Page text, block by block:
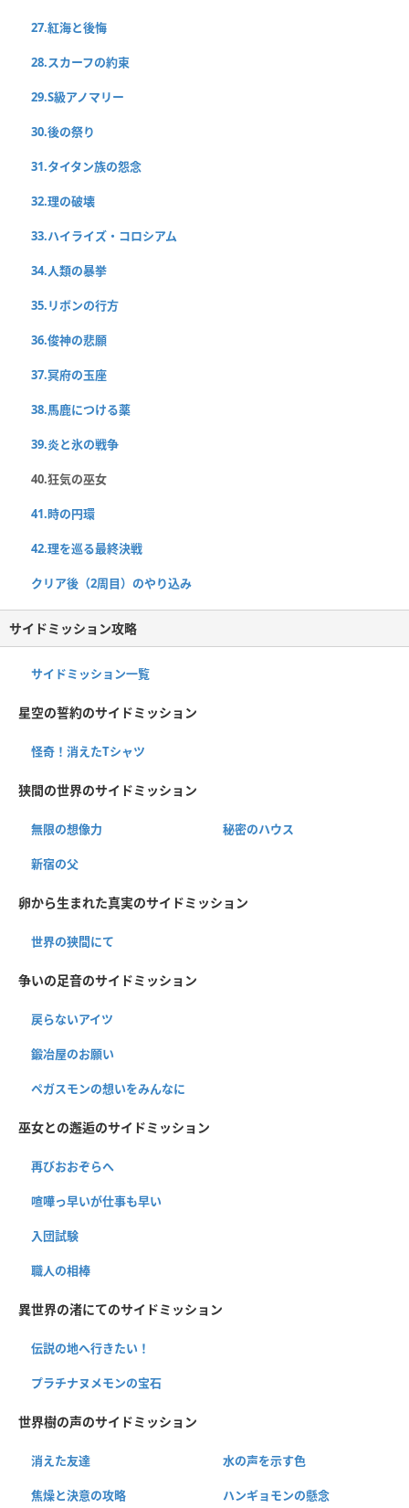
27.紅海と後悔
28.スカーフの約束
29.S級アノマリー
30.後の祭り
31.タイタン族の怨念
32.理の破壊
33.ハイライズ・コロシアム
34.人類の暴挙
35.リボンの行方
36.俊神の悲願
37.冥府の玉座
38.馬鹿につける薬
39.炎と氷の戦争
40.狂気の巫女
41.時の円環
42.理を巡る最終決戦
クリア後（2周目）のやり込み
サイドミッション攻略
サイドミッション一覧
星空の誓約のサイドミッション
怪奇！消えたTシャツ
狭間の世界のサイドミッション
無限の想像力 秘密のハウス
新宿の父
卵から生まれた真実のサイドミッション
世界の狭間にて
争いの足音のサイドミッション
戻らないアイツ
鍛冶屋のお願い
ペガスモンの想いをみんなに
巫女との邂逅のサイドミッション
再びおおぞらへ
喧嘩っ早いが仕事も早い
入団試験
職人の相棒
異世界の渚にてのサイドミッション
伝説の地へ行きたい！
プラチナヌメモンの宝石
世界樹の声のサイドミッション
消えた友達 水の声を示す色
焦燥と決意の攻略 ハンギョモンの懸念